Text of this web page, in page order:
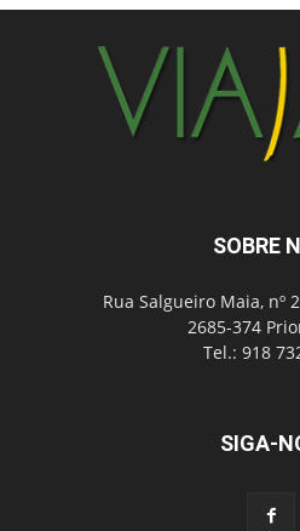
SOBRE
Rua Salgueiro Maia, nº
2685-374
Tel.: 918
SIGA-